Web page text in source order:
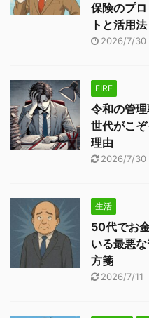
保険のプ
トと活用法
2026/7/30
FIRE
令和の管
世代がこ
理由
2026/7/30
生活
50代でお
いる最悪
方箋
2026/7/11